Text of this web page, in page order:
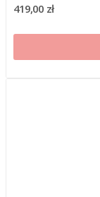
419,00 zł